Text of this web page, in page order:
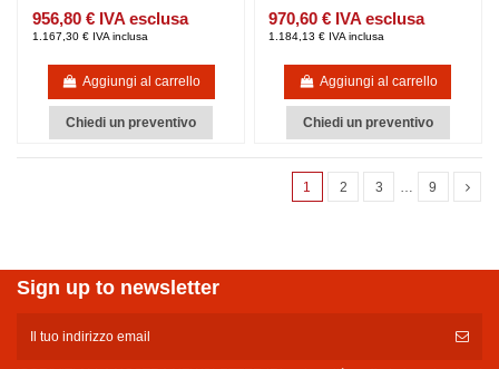
956,80 € IVA esclusa
1.167,30 € IVA inclusa
Aggiungi al carrello
Chiedi un preventivo
970,60 € IVA esclusa
1.184,13 € IVA inclusa
Aggiungi al carrello
Chiedi un preventivo
1 2 3 9
Sign up to newsletter